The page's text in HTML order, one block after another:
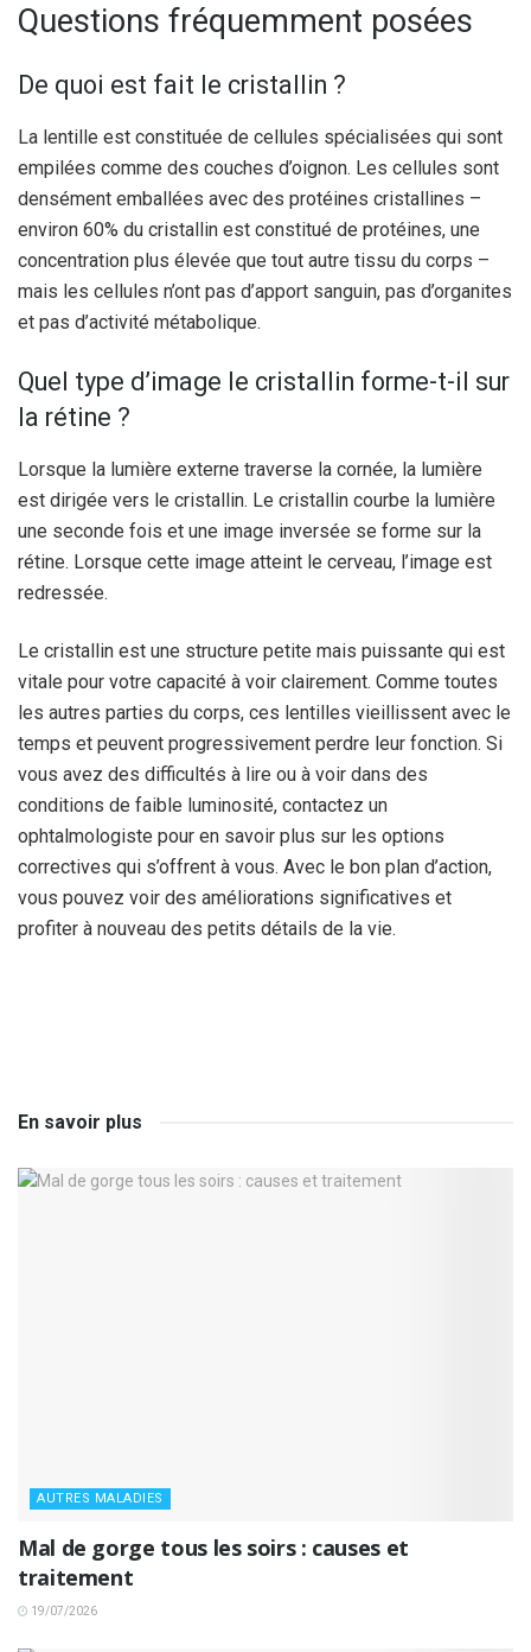
Questions fréquemment posées
De quoi est fait le cristallin ?
La lentille est constituée de cellules spécialisées qui sont
empilées comme des couches d’oignon. Les cellules sont
densément emballées avec des protéines cristallines –
environ 60% du cristallin est constitué de protéines, une
concentration plus élevée que tout autre tissu du corps –
mais les cellules n’ont pas d’apport sanguin, pas d’organites
et pas d’activité métabolique.
Quel type d’image le cristallin forme-t-il sur
la rétine ?
Lorsque la lumière externe traverse la cornée, la lumière
est dirigée vers le cristallin. Le cristallin courbe la lumière
une seconde fois et une image inversée se forme sur la
rétine. Lorsque cette image atteint le cerveau, l’image est
redressée.
Le cristallin est une structure petite mais puissante qui est
vitale pour votre capacité à voir clairement. Comme toutes
les autres parties du corps, ces lentilles vieillissent avec le
temps et peuvent progressivement perdre leur fonction. Si
vous avez des difficultés à lire ou à voir dans des
conditions de faible luminosité, contactez un
ophtalmologiste pour en savoir plus sur les options
correctives qui s’offrent à vous. Avec le bon plan d’action,
vous pouvez voir des améliorations significatives et
profiter à nouveau des petits détails de la vie.
En savoir plus
AUTRES MALADIES
Mal de gorge tous les soirs : causes et
traitement
19/07/2026